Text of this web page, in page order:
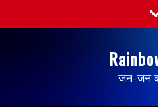
जन-जन